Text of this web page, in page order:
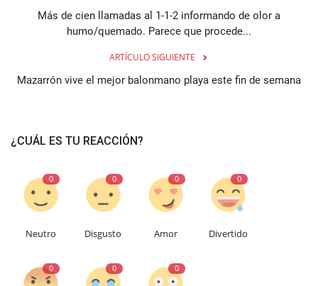
Más de cien llamadas al 1-1-2 informando de olor a
humo/quemado. Parece que procede...
ARTÍCULO SIGUIENTE
Mazarrón vive el mejor balonmano playa este fin de semana
¿CUÁL ES TU REACCIÓN?
0
Neutro
0
Disgusto
0
Amor
0
Divertido
0 0 0